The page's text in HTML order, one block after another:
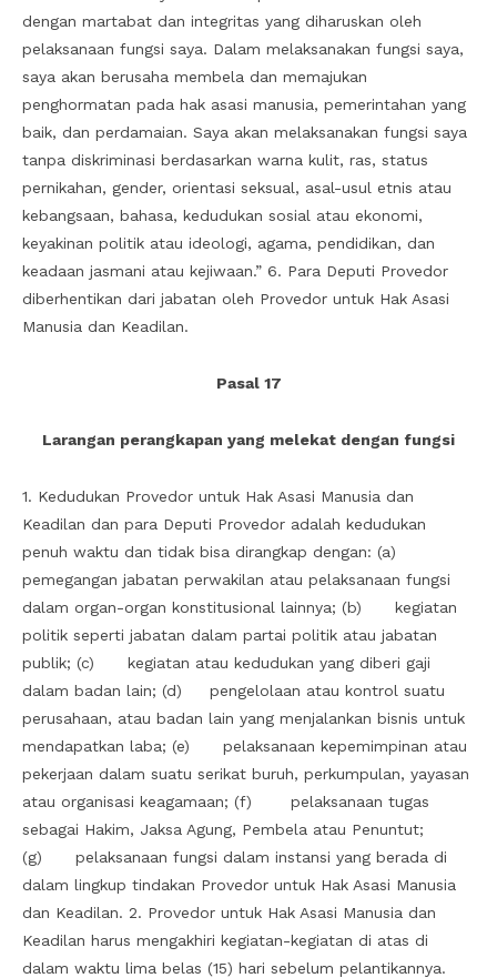
dengan martabat dan integritas yang diharuskan oleh
pelaksanaan fungsi saya. Dalam melaksanakan fungsi saya,
saya akan berusaha membela dan memajukan
penghormatan pada hak asasi manusia, pemerintahan yang
baik, dan perdamaian. Saya akan melaksanakan fungsi saya
tanpa diskriminasi berdasarkan warna kulit, ras, status
pernikahan, gender, orientasi seksual, asal-usul etnis atau
kebangsaan, bahasa, kedudukan sosial atau ekonomi,
keyakinan politik atau ideologi, agama, pendidikan, dan
keadaan jasmani atau kejiwaan.” 6. Para Deputi Provedor
diberhentikan dari jabatan oleh Provedor untuk Hak Asasi
Manusia dan Keadilan.
Pasal 17
Larangan perangkapan yang melekat dengan fungsi
1. Kedudukan Provedor untuk Hak Asasi Manusia dan
Keadilan dan para Deputi Provedor adalah kedudukan
penuh waktu dan tidak bisa dirangkap dengan: (a)
pemegangan jabatan perwakilan atau pelaksanaan fungsi
dalam organ-organ konstitusional lainnya; (b) kegiatan
politik seperti jabatan dalam partai politik atau jabatan
publik; (c) kegiatan atau kedudukan yang diberi gaji
dalam badan lain; (d) pengelolaan atau kontrol suatu
perusahaan, atau badan lain yang menjalankan bisnis untuk
mendapatkan laba; (e) pelaksanaan kepemimpinan atau
pekerjaan dalam suatu serikat buruh, perkumpulan, yayasan
atau organisasi keagamaan; (f) pelaksanaan tugas
sebagai Hakim, Jaksa Agung, Pembela atau Penuntut;
(g) pelaksanaan fungsi dalam instansi yang berada di
dalam lingkup tindakan Provedor untuk Hak Asasi Manusia
dan Keadilan. 2. Provedor untuk Hak Asasi Manusia dan
Keadilan harus mengakhiri kegiatan-kegiatan di atas di
dalam waktu lima belas (15) hari sebelum pelantikannya.